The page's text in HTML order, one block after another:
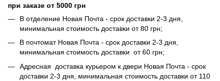
при заказе от 5000 грн
В отделение Новая Почта - срок доставки 2-3 дня,
минимальная стоимость доставки от 80 грн;
В почтомат Новая Почта - срок доставки 2-3 дня,
минимальная стоимость доставки от 60 грн;
Адресная доставка курьером к двери Новая Почта - срок
доставки 2-3 дня, минимальная стоимость доставки от 110